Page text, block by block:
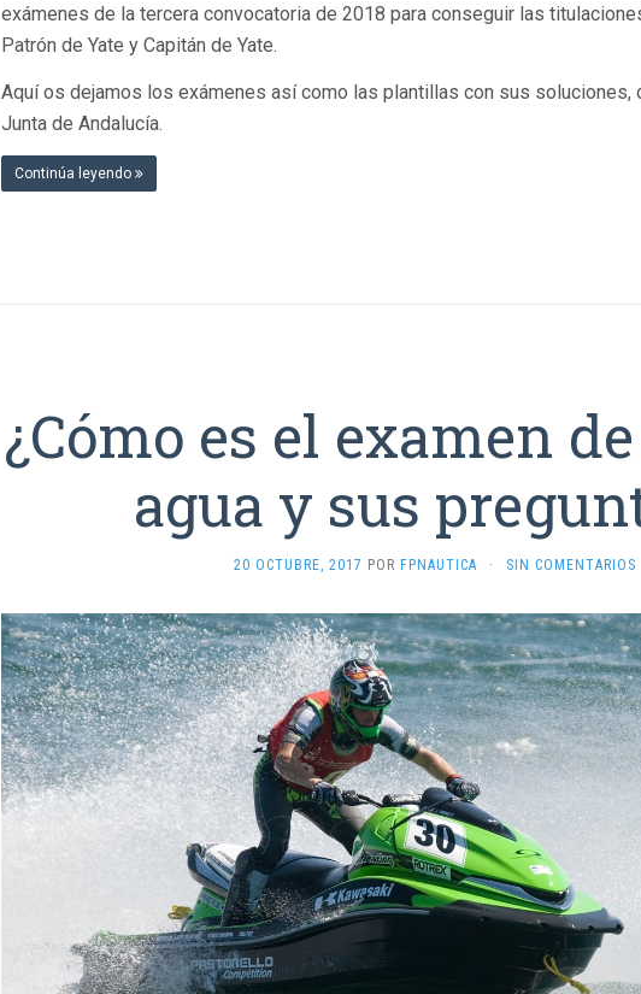
exámenes de la tercera convocatoria de 2018 para conseguir las
Patrón de Yate y Capitán de Yate.
Aquí os dejamos los exámenes así como las plantillas con sus
Junta de Andalucía.
Continúa leyendo
¿Cómo es el examen
agua y sus
20 OCTUBRE, 2017 POR FPNAUTICA · SIN COMENTARIOS